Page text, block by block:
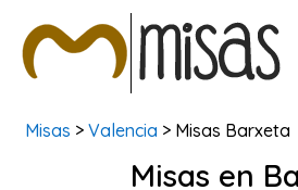
BUSCAR MISAS
Misas > Valencia > Misas Barxeta
Misas en